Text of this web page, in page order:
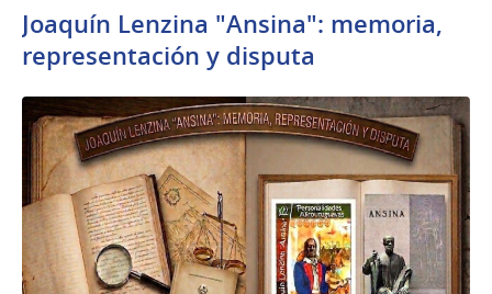
Joaquín Lenzina "Ansina": memoria,
representación y disputa